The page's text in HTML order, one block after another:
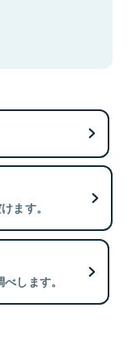
ます。
します。